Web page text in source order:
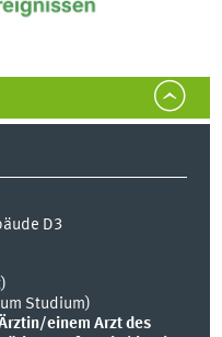
D3
Studium)
einem Arzt des